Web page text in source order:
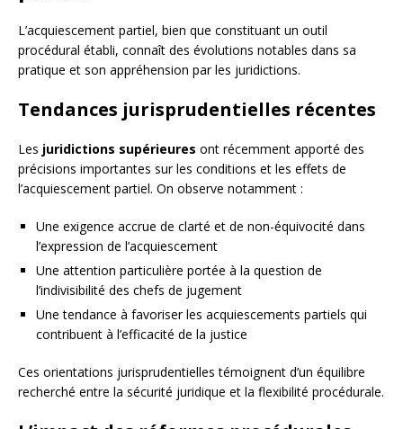
L’acquiescement partiel, bien que constituant un outil
procédural établi, connaît des évolutions notables dans sa
pratique et son appréhension par les juridictions.
Tendances jurisprudentielles récentes
Les juridictions supérieures ont récemment apporté des
précisions importantes sur les conditions et les effets de
l’acquiescement partiel. On observe notamment :
Une exigence accrue de clarté et de non-équivocité dans
l’expression de l’acquiescement
Une attention particulière portée à la question de
l’indivisibilité des chefs de jugement
Une tendance à favoriser les acquiescements partiels qui
contribuent à l’efficacité de la justice
Ces orientations jurisprudentielles témoignent d’un équilibre
recherché entre la sécurité juridique et la flexibilité procédurale.